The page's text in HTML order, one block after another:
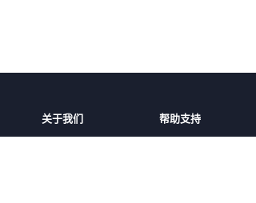
关于我们 帮助支持